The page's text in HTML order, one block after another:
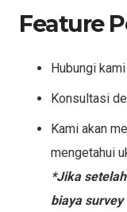
Feature
Hubungi
Konsultasi
Kami akan
mengetahui
*Jika
biaya